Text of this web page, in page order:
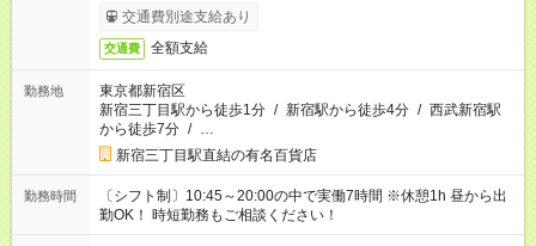
交通費別途支給あり
交通費 全額支給
勤務地
東京都新宿区
新宿三丁目駅から徒歩1分 / 新宿駅から徒歩4分 / 西武新宿駅
から徒歩7分 / …
新宿三丁目駅直結の有名百貨店
勤務時間
〔シフト制〕10:45～20:00の中で実働7時間 ※休憩1h 昼から出
勤OK！ 時短勤務もご相談ください！